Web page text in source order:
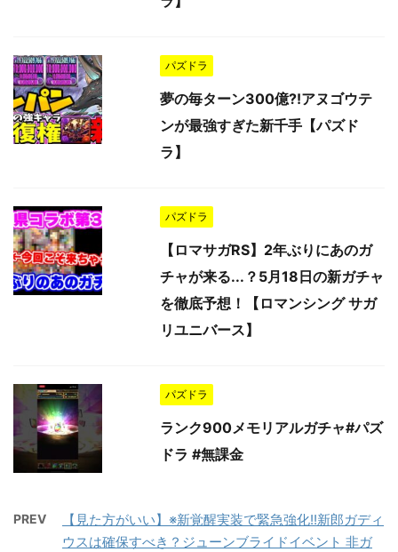
パズドラ
夢の毎ターン300億⁈アヌゴウテ
ンが最強すぎた新千手【パズド
ラ】
パズドラ
【ロマサガRS】2年ぶりにあのガ
チャが来る...？5月18日の新ガチャ
を徹底予想！【ロマンシング サガ
リユニバース】
パズドラ
ランク900メモリアルガチャ#パズ
ドラ #無課金
PREV
【見た方がいい】※新覚醒実装で緊急強化!!新郎ガディ
ウスは確保すべき？ジューンブライドイベント 非ガ